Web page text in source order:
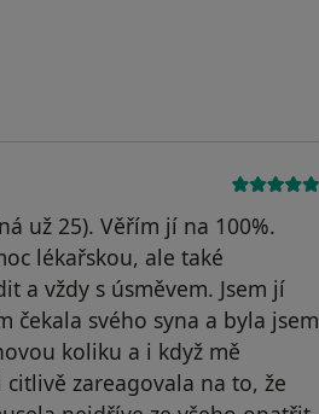
už 25). Věřím jí na 100%.
lékařskou, ale také
a vždy s úsměvem. Jsem jí
čekala svého syna a byla jsem
koliku a i když mě
zareagovala na to, že